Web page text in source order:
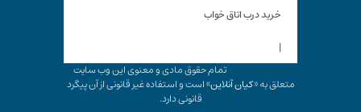
خرید درب اتاق خواب
|
تمام حقوق مادی و معنوی این وب سایت
متعلق به «کیان آنلاین» است و استفاده غیر قانونی از آن پیگرد
قانونی دارد.